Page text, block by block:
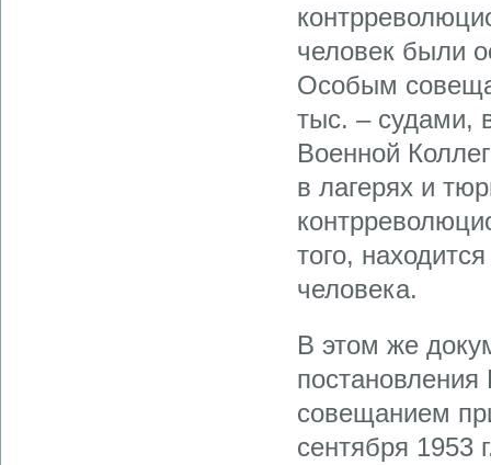
человек были
Особым
тыс. – судами,
Военной
в лагерях и
того,
человека.
В этом же
совещанием
сентября 1953